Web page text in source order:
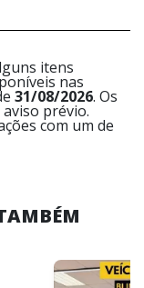
itens
nas
31/08/2026. Os
prévio.
com um de